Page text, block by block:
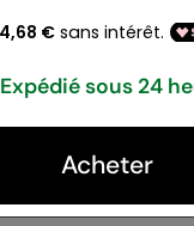
Expédié sous 24
Acheter